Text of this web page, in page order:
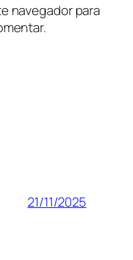
navegador para
21/11/2025